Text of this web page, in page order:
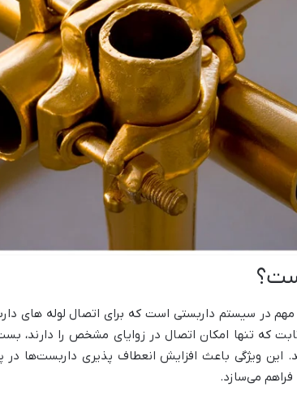
مهم در سیستم داربستی است که برای اتصال لوله های
که تنها امکان اتصال در زوایای مشخص را دارند،
این ویژگی باعث افزایش انعطاف پذیری داربست‌ها
فراهم می‌سازد.